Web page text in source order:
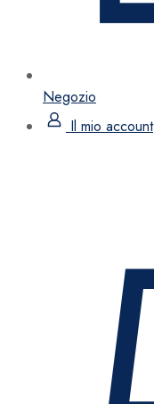
Negozio
Il mio account